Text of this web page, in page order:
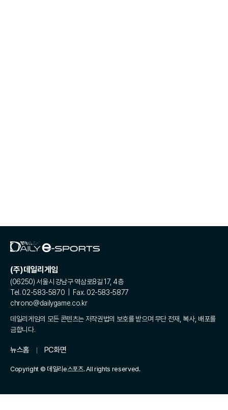
(주)데일리게임
(06250) 서울시 강남구 역삼로8길 17, 4층
Tel. 02-583-5870 | Fax. 02-583-5877
chrono@dailygame.co.kr
데일리게임의 모든 콘텐츠는 저작권법의 보호를 받으며 무단 전재, 복사, 배포를
금합니다.
뉴스홈 PC화면
Copyright © 데일리e스포츠. All rights reserved.